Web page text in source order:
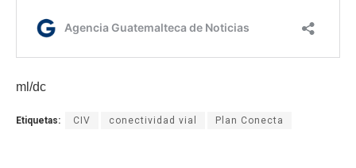
ml/dc
Etiquetas: CIV conectividad vial Plan Conecta